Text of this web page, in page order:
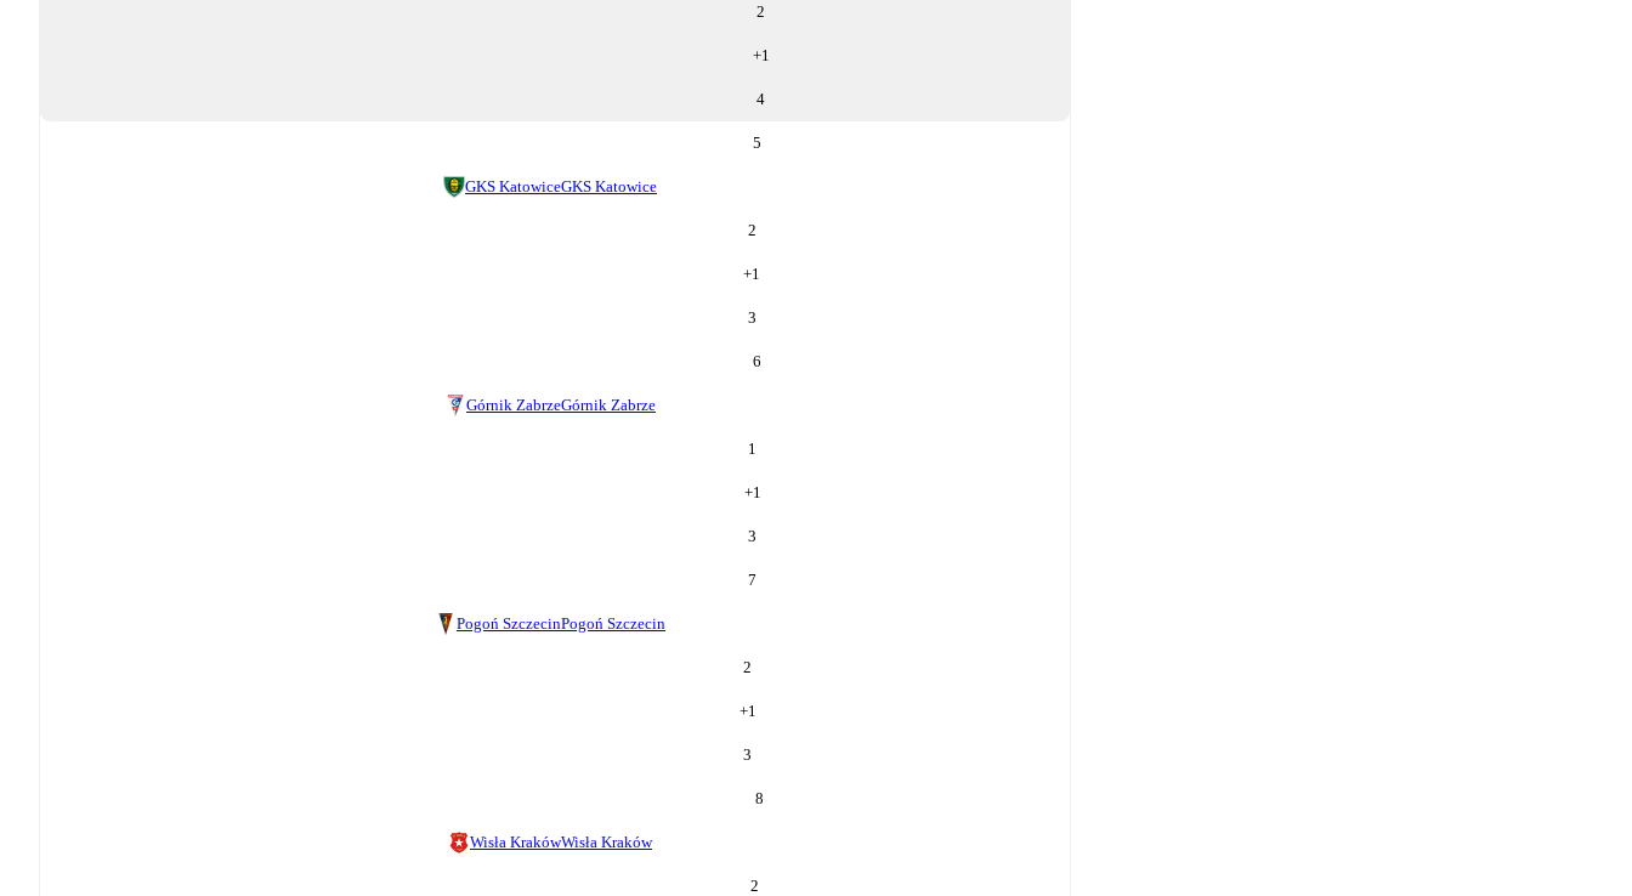
2
+1
4
5
GKS KatowiceGKS Katowice
2
+1
3
6
Górnik ZabrzeGórnik Zabrze
1
+1
3
7
Pogoń SzczecinPogoń Szczecin
2
+1
3
8
Wisła KrakówWisła Kraków
2